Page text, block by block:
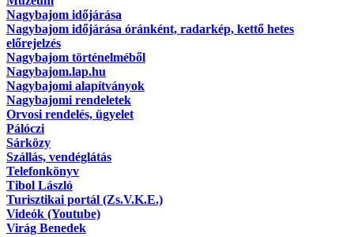
Nagybajom időjárása
Nagybajom időjárása óránként, radarkép, kettő hetes
előrejelzés
Nagybajom történelméből
Nagybajom.lap.hu
Nagybajomi alapítványok
Nagybajomi rendeletek
Orvosi rendelés, ügyelet
Pálóczi
Sárközy
Szállás, vendéglátás
Telefonkönyv
Tibol László
Turisztikai portál (Zs.V.K.E.)
Videók (Youtube)
Virág Benedek